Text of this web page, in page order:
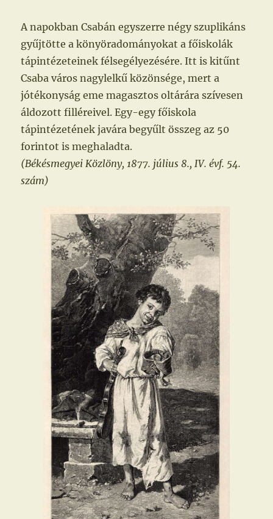
A napokban Csabán egyszerre négy szuplikáns
gyűjtötte a könyöradományokat a főiskolák
tápintézeteinek félsegélyezésére. Itt is kitűnt
Csaba város nagylelkű közönsége, mert a
jótékonyság eme magasztos oltárára szívesen
áldozott filléreivel. Egy-egy főiskola
tápintézetének javára begyűlt összeg az 50
forintot is meghaladta.
(Békésmegyei Közlöny, 1877. július 8., IV. évf. 54.
szám)